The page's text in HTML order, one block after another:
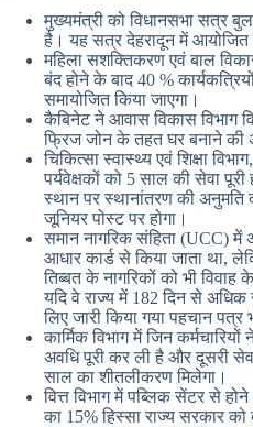
मुख्यमंत्री को विधानसभा सत्र
है। यह सत्र देहरादून में आयोजित
महिला सशक्तिकरण एवं बाल
बंद होने के बाद 40 %
समायोजित किया जाएगा।
कैबिनेट ने आवास विकास विभाग
फ्रिज जोन के तहत घर बनाने की
चिकित्सा स्वास्थ्य एवं शिक्षा
पर्यवेक्षकों को 5 साल की सेवा
स्थान पर स्थानांतरण की अनुमति
जूनियर पोस्ट पर होगा।
समान नागरिक संहिता (UCC)
आधार कार्ड से किया जाता था,
तिब्बत के नागरिकों को भी विवाह
यदि वे राज्य में 182 दिन से
लिए जारी किया गया पहचान पत्र
कार्मिक विभाग में जिन
अवधि पूरी कर ली है और दूसरी
साल का शीतलीकरण मिलेगा।
वित्त विभाग में पब्लिक सेंटर से
का 15% हिस्सा राज्य सरकार को